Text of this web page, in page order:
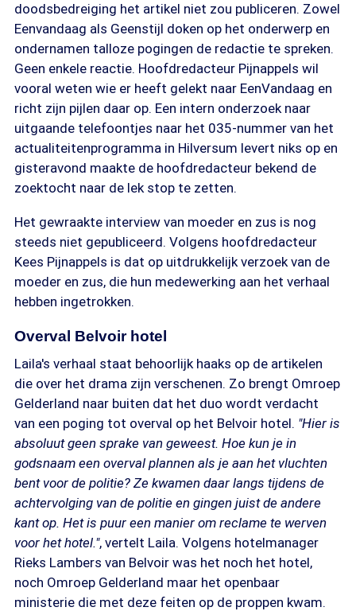
doodsbedreiging het artikel niet zou publiceren. Zowel
Eenvandaag als Geenstijl doken op het onderwerp en
ondernamen talloze pogingen de redactie te spreken.
Geen enkele reactie. Hoofdredacteur Pijnappels wil
vooral weten wie er heeft gelekt naar EenVandaag en
richt zijn pijlen daar op. Een intern onderzoek naar
uitgaande telefoontjes naar het 035-nummer van het
actualiteitenprogramma in Hilversum levert niks op en
gisteravond maakte de hoofdredacteur bekend de
zoektocht naar de lek stop te zetten.
Het gewraakte interview van moeder en zus is nog
steeds niet gepubliceerd. Volgens hoofdredacteur
Kees Pijnappels is dat op uitdrukkelijk verzoek van de
moeder en zus, die hun medewerking aan het verhaal
hebben ingetrokken.
Overval Belvoir hotel
Laila's verhaal staat behoorlijk haaks op de artikelen
die over het drama zijn verschenen. Zo brengt Omroep
Gelderland naar buiten dat het duo wordt verdacht
van een poging tot overval op het Belvoir hotel. "Hier is
absoluut geen sprake van geweest. Hoe kun je in
godsnaam een overval plannen als je aan het vluchten
bent voor de politie? Ze kwamen daar langs tijdens de
achtervolging van de politie en gingen juist de andere
kant op. Het is puur een manier om reclame te werven
voor het hotel.", vertelt Laila. Volgens hotelmanager
Rieks Lambers van Belvoir was het noch het hotel,
noch Omroep Gelderland maar het openbaar
ministerie die met deze feiten op de proppen kwam.